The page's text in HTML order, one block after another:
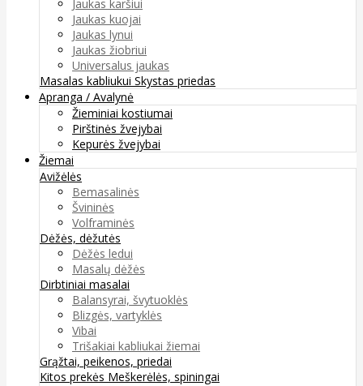
Jaukas karšiui
Jaukas kuojai
Jaukas lynui
Jaukas žiobriui
Universalus jaukas
Masalas kabliukui Skystas priedas
Apranga / Avalynė
Žieminiai kostiumai
Pirštinės žvejybai
Kepurės žvejybai
Žiemai
Avižėlės
Bemasalinės
Švininės
Volframinės
Dėžės, dėžutės
Dėžės ledui
Masalų dėžės
Dirbtiniai masalai
Balansyrai, švytuoklės
Blizgės, vartyklės
Vibai
Trišakiai kabliukai žiemai
Grąžtai, peikenos, priedai
Kitos prekės Meškerėlės, spiningai